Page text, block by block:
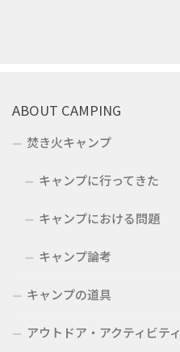
ABOUT CAMPING
焚き火キャンプ
キャンプに行ってきた
キャンプにおける問題
キャンプ論考
キャンプの道具
アウトドア・アクティビティ